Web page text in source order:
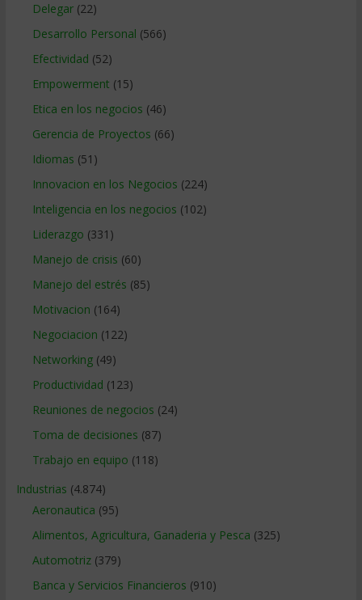
Delegar(22)
Desarrollo Personal (566)
Efectividad (52)
Empowerment (15)
Etica en los negocios (46)
Gerencia de Proyectos (66)
Idiomas (51)
Innovacion en los Negocios (224)
Inteligencia en los negocios (102)
Liderazgo (331)
Manejo de crisis (60)
Manejo del estrés (85)
Motivacion (164)
Negociacion (122)
Networking(49)
Productividad (123)
Reuniones de negocios (24)
Toma de decisiones (87)
Trabajo en equipo (118)
Industrias (4.874)
Aeronautica (95)
Alimentos, Agricultura, Ganaderia y Pesca (325)
Automotriz(379)
Banca y Servicios Financieros (910)